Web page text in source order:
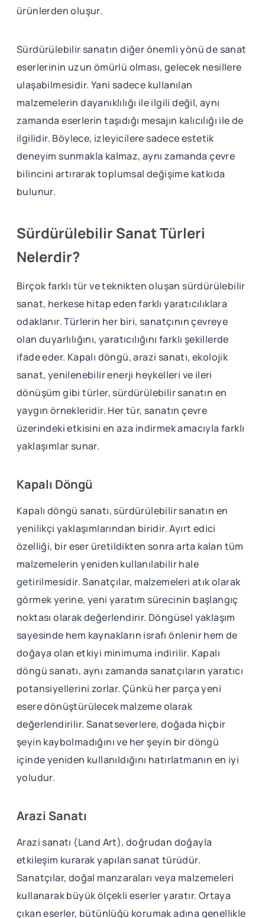
ürünlerden oluşur.
Sürdürülebilir sanatın diğer önemli yönü de sanat
eserlerinin uzun ömürlü olması, gelecek nesillere
ulaşabilmesidir. Yani sadece kullanılan
malzemelerin dayanıklılığı ile ilgili değil, aynı
zamanda eserlerin taşıdığı mesajın kalıcılığı ile de
ilgilidir. Böylece, izleyicilere sadece estetik
deneyim sunmakla kalmaz, aynı zamanda çevre
bilincini artırarak toplumsal değişime katkıda
bulunur.
Sürdürülebilir Sanat Türleri
Nelerdir?
Birçok farklı tür ve teknikten oluşan sürdürülebilir
sanat, herkese hitap eden farklı yaratıcılıklara
odaklanır. Türlerin her biri, sanatçının çevreye
olan duyarlılığını, yaratıcılığını farklı şekillerde
ifade eder. Kapalı döngü, arazi sanatı, ekolojik
sanat, yenilenebilir enerji heykelleri ve ileri
dönüşüm gibi türler, sürdürülebilir sanatın en
yaygın örnekleridir. Her tür, sanatın çevre
üzerindeki etkisini en aza indirmek amacıyla farklı
yaklaşımlar sunar.
Kapalı Döngü
Kapalı döngü sanatı, sürdürülebilir sanatın en
yenilikçi yaklaşımlarından biridir. Ayırt edici
özelliği, bir eser üretildikten sonra arta kalan tüm
malzemelerin yeniden kullanılabilir hale
getirilmesidir. Sanatçılar, malzemeleri atık olarak
görmek yerine, yeni yaratım sürecinin başlangıç
noktası olarak değerlendirir. Döngüsel yaklaşım
sayesinde hem kaynakların israfı önlenir hem de
doğaya olan etkiyi minimuma indirilir. Kapalı
döngü sanatı, aynı zamanda sanatçıların yaratıcı
potansiyellerini zorlar. Çünkü her parça yeni
esere dönüştürülecek malzeme olarak
değerlendirilir. Sanatseverlere, doğada hiçbir
şeyin kaybolmadığını ve her şeyin bir döngü
içinde yeniden kullanıldığını hatırlatmanın en iyi
yoludur.
Arazi Sanatı
Arazi sanatı (Land Art), doğrudan doğayla
etkileşim kurarak yapılan sanat türüdür.
Sanatçılar, doğal manzaraları veya malzemeleri
kullanarak büyük ölçekli eserler yaratır. Ortaya
çıkan eserler, bütünlüğü korumak adına genellikle